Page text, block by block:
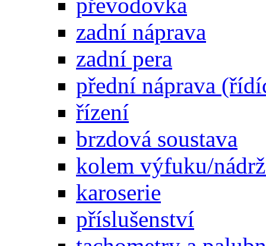
zadní náprava
zadní pera
přední náprava
řízení
brzdová soustava
kolem výfuku/
karoserie
příslušenství